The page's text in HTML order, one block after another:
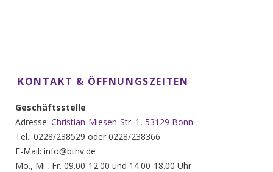
KONTAKT & ÖFFNUNGSZEITEN
Geschäftsstelle
Adresse: Christian-Miesen-Str. 1, 53129 Bonn
Tel.: 0228/238529 oder 0228/238366
E-Mail: info@bthv.de
Mo., Mi., Fr. 09.00-12.00 und 14.00-18.00 Uhr